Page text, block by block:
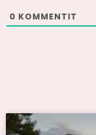
0 KOMMENTIT